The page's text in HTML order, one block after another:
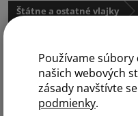
Používame súbory
našich webových
zásady navštívte
podmienky.
Štátne a ostatné vlajky
Vlajka